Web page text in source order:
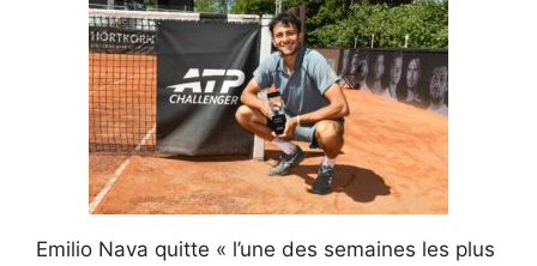
Emilio Nava quitte « l’une des semaines les plus